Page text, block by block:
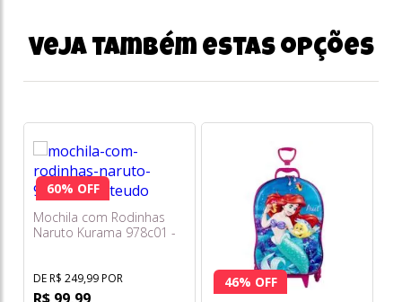
Veja também estas opções
60% OFF
Mochila com Rodinhas
Naruto Kurama 978c01 -
DE R$ 249,99 POR
R$ 99,99
46% OFF